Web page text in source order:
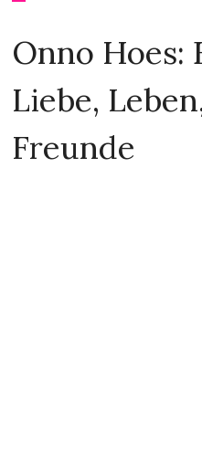
Onno Hoes:
Liebe,
Freunde